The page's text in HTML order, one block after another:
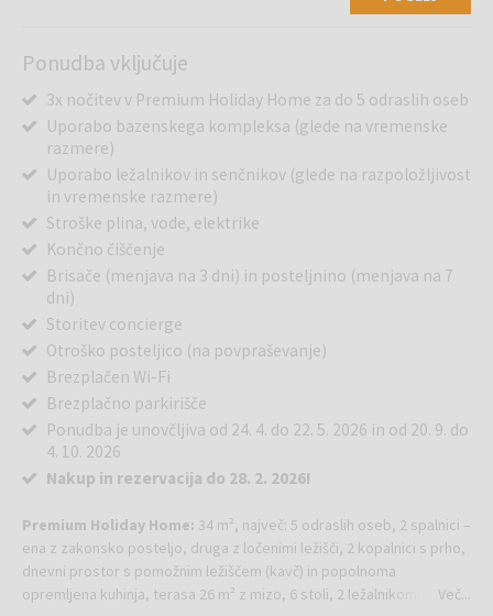
Ponudba vključuje
3x nočitev v Premium Holiday Home za do 5 odraslih oseb
Uporabo bazenskega kompleksa (glede na vremenske
razmere)
Uporabo ležalnikov in senčnikov (glede na razpoložljivost
in vremenske razmere)
Stroške plina, vode, elektrike
Končno čiščenje
Brisače (menjava na 3 dni) in posteljnino (menjava na 7
dni)
Storitev concierge
Otroško posteljico (na povpraševanje)
Brezplačen Wi-Fi
Brezplačno parkirišče
Ponudba je unovčljiva od 24. 4. do 22. 5. 2026 in od 20. 9. do
4. 10. 2026
Nakup in rezervacija do 28. 2. 2026!
Premium Holiday Home: 34 m², največ: 5 odraslih oseb, 2 spalnici –
ena z zakonsko posteljo, druga z ločenimi ležišči, 2 kopalnici s prho,
dnevni prostor s pomožnim ležiščem (kavč) in popolnoma
opremljena kuhinja, terasa 26 m² z mizo, 6 stoli, 2 ležalnikoma inVeč...